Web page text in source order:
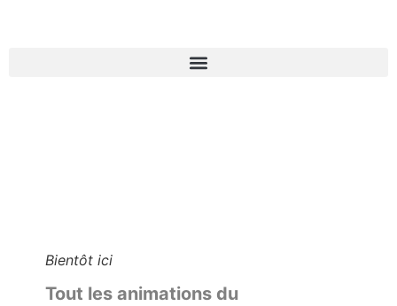
Bientôt ici
Tout les animations du